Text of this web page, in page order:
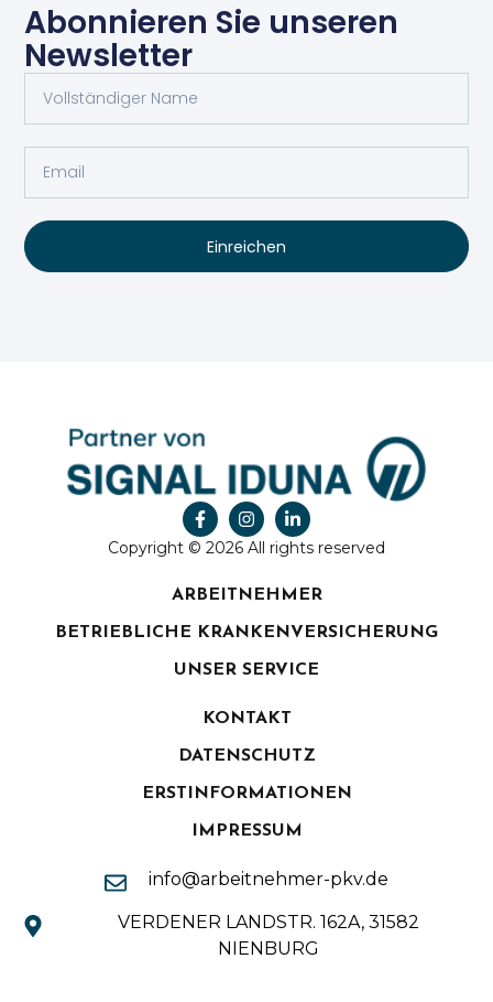
Abonnieren Sie unseren
Newsletter
Einreichen
Copyright © 2026 All rights reserved
ARBEITNEHMER
BETRIEBLICHE KRANKENVERSICHERUNG
UNSER SERVICE
KONTAKT
DATENSCHUTZ
ERSTINFORMATIONEN
IMPRESSUM
info@arbeitnehmer-pkv.de
VERDENER LANDSTR. 162A, 31582
NIENBURG